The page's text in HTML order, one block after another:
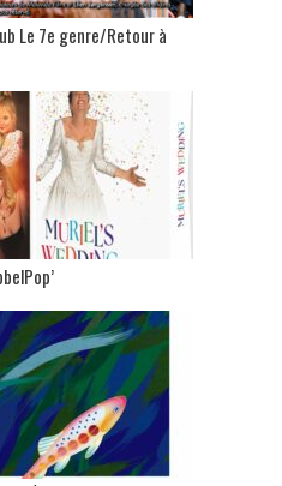
Le 7e genre/Retour à